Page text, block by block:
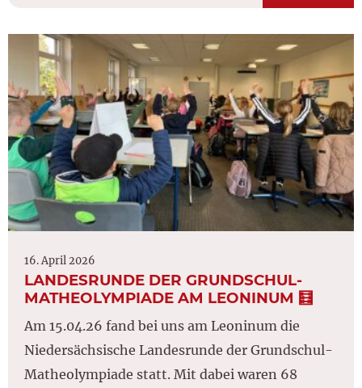
16. April 2026
LANDESRUNDE DER GRUNDSCHUL-
MATHEOLYMPIADE AM LEONINUM 🧮
Am 15.04.26 fand bei uns am Leoninum die
Niedersächsische Landesrunde der Grundschul-
Matheolympiade statt. Mit dabei waren 68